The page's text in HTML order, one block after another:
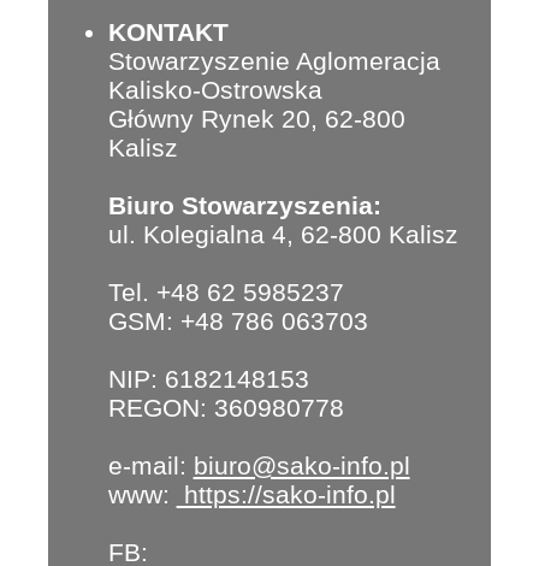
KONTAKT
Stowarzyszenie Aglomeracja
Kalisko-Ostrowska
Główny Rynek 20, 62-800
Kalisz
Biuro Stowarzyszenia:
ul. Kolegialna 4, 62-800 Kalisz
Tel. +48 62 5985237
GSM: +48 786 063703
NIP: 6182148153
REGON: 360980778
e-mail: biuro@sako-info.pl
www:
https://sako-info.pl
FB: